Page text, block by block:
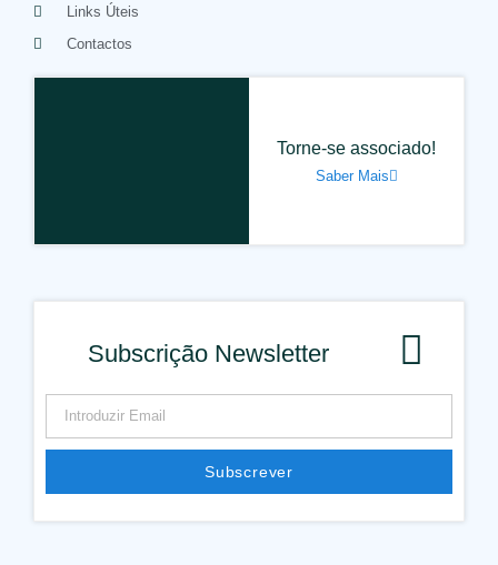
Links Úteis
Contactos
Torne-se associado!
Saber Mais
Subscrição Newsletter
Subscrever